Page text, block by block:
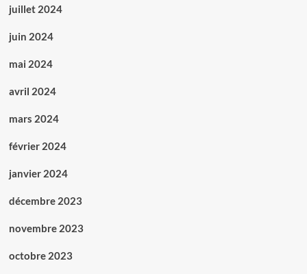
juillet 2024
juin 2024
mai 2024
avril 2024
mars 2024
février 2024
janvier 2024
décembre 2023
novembre 2023
octobre 2023